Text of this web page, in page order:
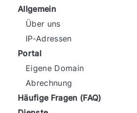
Allgemein
Über uns
IP-Adressen
Portal
Eigene Domain
Abrechnung
Häufige Fragen (FAQ)